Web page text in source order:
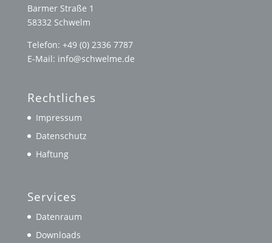
Barmer Straße 1
58332 Schwelm
Telefon: +49 (0) 2336 7787
E-Mail: info@schwelme.de
Rechtliches
Impressum
Datenschutz
Haftung
Services
Datenraum
Downloads